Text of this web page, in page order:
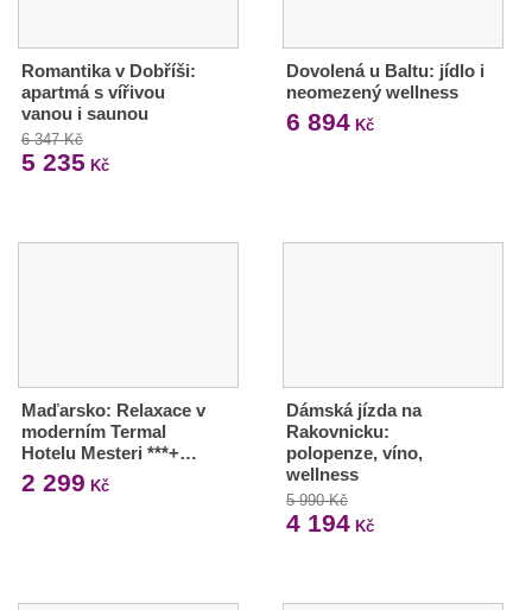
Romantika v Dobříši:
apartmá s vířivou
vanou i saunou
6 347 Kč
5 235 Kč
Dovolená u Baltu: jídlo i
neomezený wellness
6 894Kč
Maďarsko: Relaxace v
moderním Termal
Hotelu Mesteri ***+…
2 299 Kč
Dámská jízda na
Rakovnicku:
polopenze, víno,
wellness
5 990 Kč
4 194Kč